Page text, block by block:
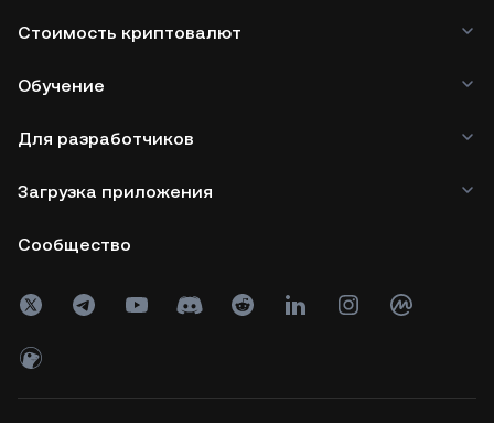
Стоимость криптовалют
Обучение
Для разработчиков
Загрузка приложения
Сообщество